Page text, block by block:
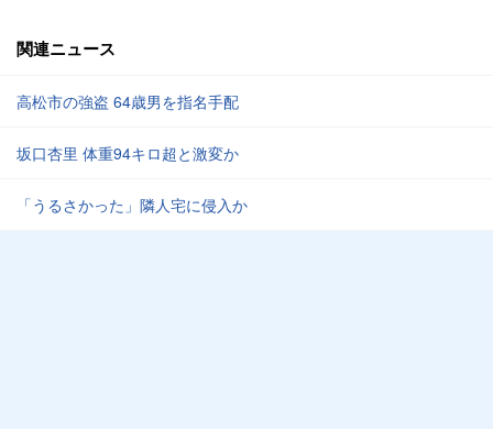
関連ニュース
高松市の強盗 64歳男を指名手配
坂口杏里 体重94キロ超と激変か
「うるさかった」隣人宅に侵入か